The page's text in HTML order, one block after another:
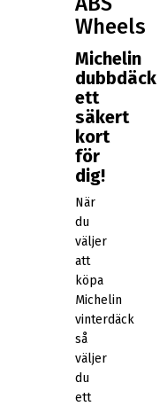
Wheels
Michelin
dubbdäck
ett
säkert
kort
för
dig!
När
du
väljer
att
köpa
Michelin
vinterdäck
så
väljer
du
ett